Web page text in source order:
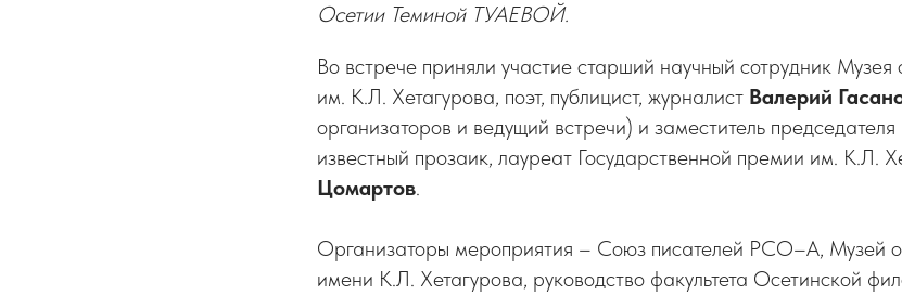
Осетии Теминой ТУАЕВОЙ.
Во встрече приняли участие старший научный сотрудник Музея
им. К.Л. Хетагурова, поэт, публицист, журналист Валерий
организаторов и ведущий встречи) и заместитель
известный прозаик, лауреат Государственной премии им. К.Л.
Цомартов.
Организаторы мероприятия – Союз писателей РСО–А, Музей
имени К.Л. Хетагурова, руководство факультета Осетинской